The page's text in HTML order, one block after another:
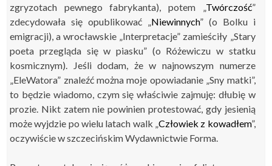
zgryzotach pewnego fabrykanta), potem „ Twórczość”
zdecydowała się opublikować „ Niewinnych” (o Bolku i
emigracji), a wrocławskie „Interpretacje” zamieściły „Stary
poeta przegląda się w piasku” (o Różewiczu w statku
kosmicznym). Jeśli dodam, że w najnowszym numerze
„EleWatora” znaleźć można moje opowiadanie „Sny matki”,
to będzie wiadomo, czym się właściwie zajmuję: dłubię w
prozie. Nikt zatem nie powinien protestować, gdy jesienią
może wyjdzie po wielu latach walk „ Człowiek z kowadłem”,
oczywiście w szczecińskim Wydawnictwie Forma.